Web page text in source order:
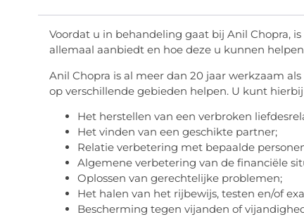
Voordat u in behandeling gaat bij Anil Chopra,
allemaal aanbiedt en hoe deze u kunnen
Anil Chopra is al meer dan 20 jaar werkzaam
op verschillende gebieden helpen. U kunt
Het herstellen van een verbroken
Het vinden van een geschikte partner;
Relatie verbetering met bepaalde
Algemene verbetering van de financiële
Oplossen van gerechtelijke problemen;
Het halen van het rijbewijs, testen en/of
Bescherming tegen vijanden of